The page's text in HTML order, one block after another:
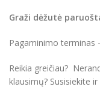
Graži dėžutė
Pagaminimo terminas
Reikia greičiau?
klausimų? Susisiekite